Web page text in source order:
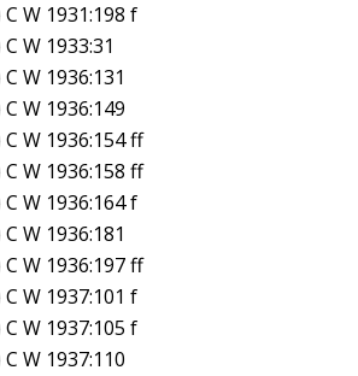
W 1931:198 f
W 1933:31
W 1936:131
W 1936:149
W 1936:154 ff
W 1936:158 ff
W 1936:164 f
W 1936:181
W 1936:197 ff
W 1937:101 f
W 1937:105 f
W 1937:110